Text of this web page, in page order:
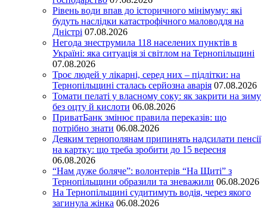
Рівень води впав до історичного мінімуму: які
будуть наслідки катастрофічного маловоддя на
Дністрі 07.08.2026
Негода знеструмила 118 населених пунктів в
Україні: яка ситуація зі світлом на Тернопільщині
07.08.2026
Троє людей у лікарні, серед них – підлітки: на
Тернопільщині сталась серйозна аварія 07.08.2026
Томати пелаті у власному соку: як закрити на зиму
без оцту й кислоти 06.08.2026
ПриватБанк змінює правила переказів: що
потрібно знати 06.08.2026
Деяким тернополянам припинять надсилати пенсії
на картку: що треба зробити до 15 вересня
06.08.2026
“Нам дуже боляче”: волонтерів “На Щиті” з
Тернопільщини образили та зневажили 06.08.2026
На Тернопільщині судитимуть водія, через якого
загинула жінка 06.08.2026